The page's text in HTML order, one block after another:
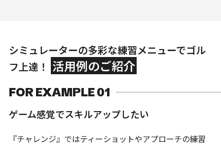
シミュレーターの多彩な練習メニューでゴル
フ上達！ 活用例のご紹介
FOR EXAMPLE 01
ゲーム感覚でスキルアップしたい
『チャレンジ』ではティーショットやアプローチの練習